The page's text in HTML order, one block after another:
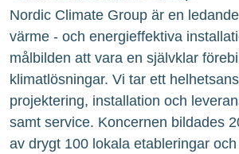
Nordic Climate Group är en
värme - och energieffektiva
målbilden att vara en självklar
klimatlösningar. Vi tar ett
projektering, installation och
samt service. Koncernen bildades
av drygt 100 lokala etableringar